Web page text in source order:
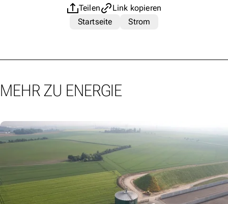
Teilen
Link kopieren
Startseite
Strom
MEHR ZU ENERGIE